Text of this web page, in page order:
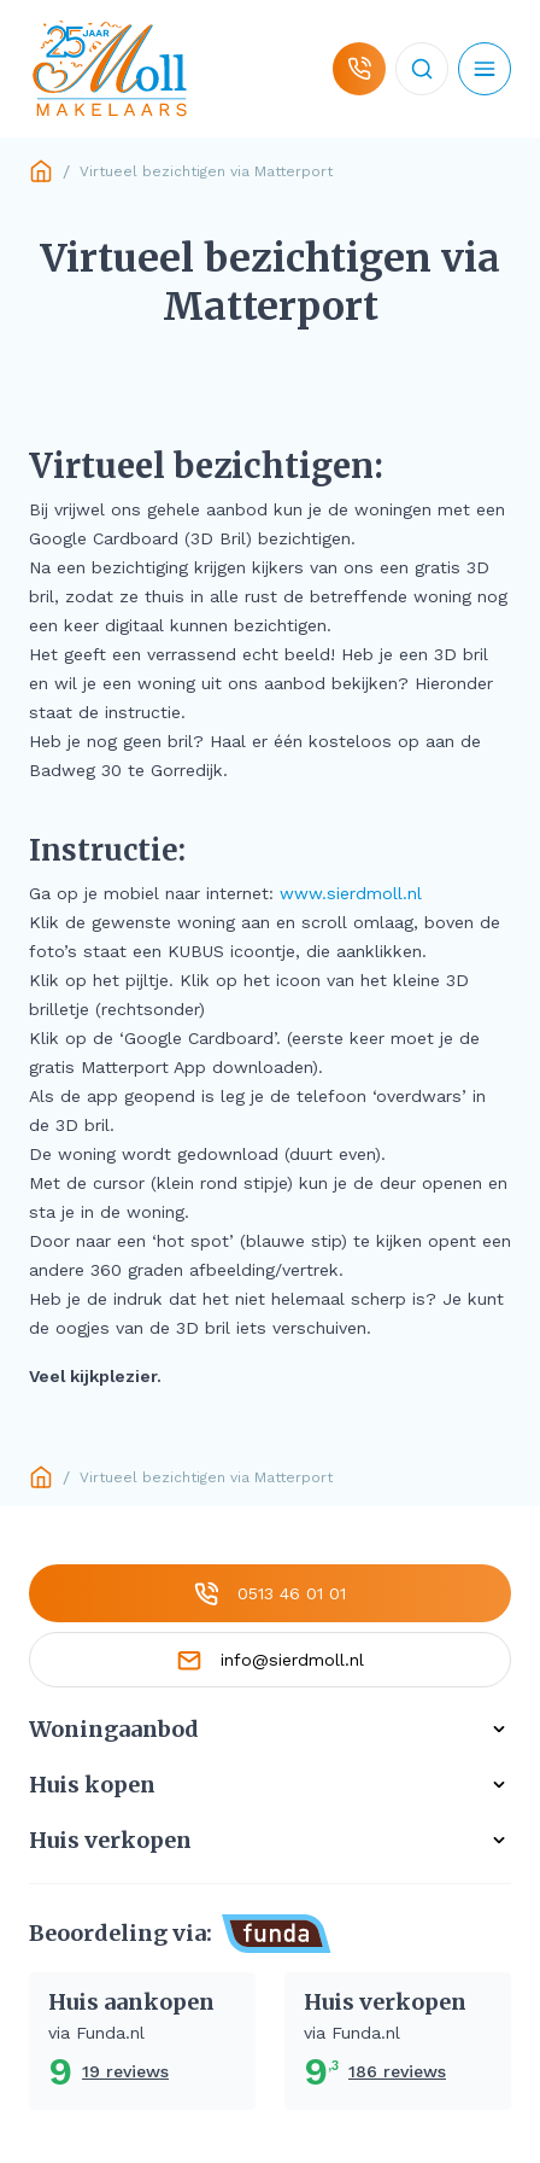
Hulp bij koop
Contact
Meer
Buitenstate Makelaar
Woningwaarde (indicatie) in één minuut…
Zoeker aangeboden!
Waardevast Garantie
Gratis Zoekservice
Blog & Vlog
Veelgestelde vragen
/ Virtueel bezichtigen via Matterport
Virtueel bezichtigen via
Matterport
Virtueel bezichtigen:
Bij vrijwel ons gehele aanbod kun je de woningen met een
Google Cardboard (3D Bril) bezichtigen.
Na een bezichtiging krijgen kijkers van ons een gratis 3D
bril, zodat ze thuis in alle rust de betreffende woning nog
een keer digitaal kunnen bezichtigen.
Het geeft een verrassend echt beeld! Heb je een 3D bril
en wil je een woning uit ons aanbod bekijken? Hieronder
staat de instructie.
Heb je nog geen bril? Haal er één kosteloos op aan de
Badweg 30 te Gorredijk.
Instructie:
Ga op je mobiel naar internet: www.sierdmoll.nl
Klik de gewenste woning aan en scroll omlaag, boven de
foto’s staat een KUBUS icoontje, die aanklikken.
Klik op het pijltje. Klik op het icoon van het kleine 3D
brilletje (rechtsonder)
Klik op de ‘Google Cardboard’. (eerste keer moet je de
gratis Matterport App downloaden).
Als de app geopend is leg je de telefoon ‘overdwars’ in
de 3D bril.
De woning wordt gedownload (duurt even).
Met de cursor (klein rond stipje) kun je de deur openen en
sta je in de woning.
Door naar een ‘hot spot’ (blauwe stip) te kijken opent een
andere 360 graden afbeelding/vertrek.
Heb je de indruk dat het niet helemaal scherp is? Je kunt
de oogjes van de 3D bril iets verschuiven.
Veel kijkplezier.
/ Virtueel bezichtigen via Matterport
Woningaanbod
Aangekocht
Huis kopen
Huis verkopen
Stille verkoop
0513 46 01 01
info@sierdmoll.nl
Beoordeling via:
Huis aankopen
via Funda.nl
9 19 reviews
Huis verkopen
via Funda.nl
9,3 186 reviews